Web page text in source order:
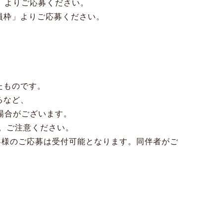
りご応募ください。
枠」よりご応募ください。
のです。
ど、
がございます。
注意ください。
のご応募は受付可能となります。同伴者がご